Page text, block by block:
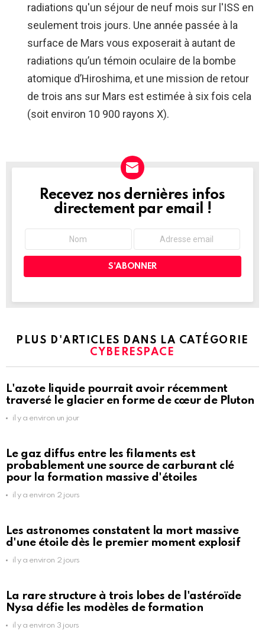
radiations qu'un séjour de neuf mois sur l'ISS en
seulement trois jours. Une année passée à la
surface de Mars vous exposerait à autant de
radiations qu’un témoin oculaire de la bombe
atomique d’Hiroshima, et une mission de retour
de trois ans sur Mars est estimée à six fois cela
(soit environ 10 900 rayons X).
NEWSLETTER
Recevez nos dernières infos
directement par email !
PLUS D'ARTICLES DANS LA CATÉGORIE
CYBERESPACE
L'azote liquide pourrait avoir récemment
traversé le glacier en forme de cœur de Pluton
il y a environ un jour
Le gaz diffus entre les filaments est
probablement une source de carburant clé
pour la formation massive d'étoiles
il y a environ 2 jours
Les astronomes constatent la mort massive
d'une étoile dès le premier moment explosif
il y a environ 2 jours
La rare structure à trois lobes de l'astéroïde
Nysa défie les modèles de formation
il y a environ 3 jours